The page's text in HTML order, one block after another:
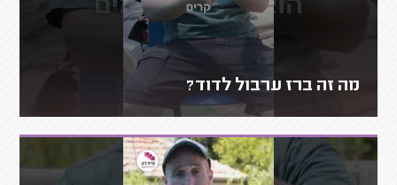
מה זה ברז ערבול לדוד?